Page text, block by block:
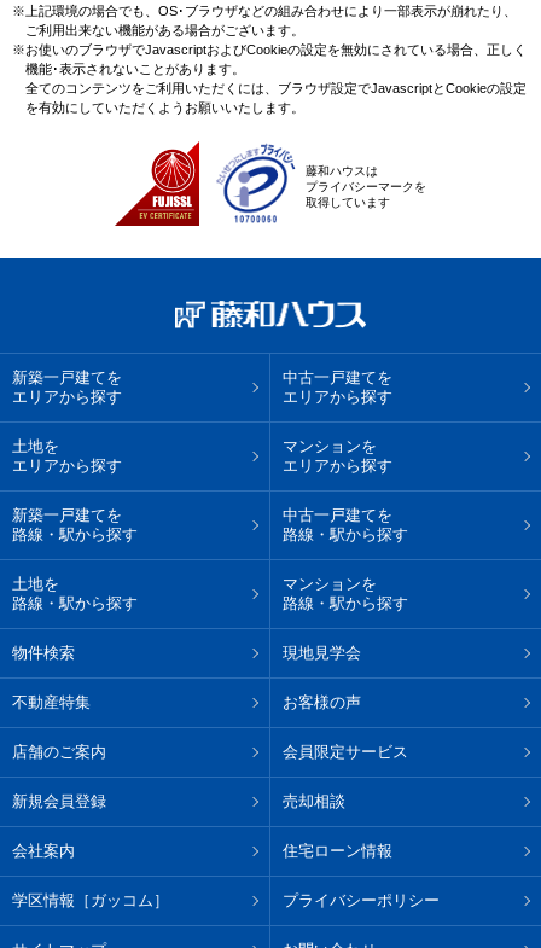
※上記環境の場合でも、OS･ブラウザなどの組み合わせにより一部表示が崩れたり、
ご利用出来ない機能がある場合がございます。
※お使いのブラウザでJavascriptおよびCookieの設定を無効にされている場合、正しく
機能･表示されないことがあります。
全てのコンテンツをご利用いただくには、ブラウザ設定でJavascriptとCookieの設定
を有効にしていただくようお願いいたします。
藤和ハウスは
プライバシーマークを
取得しています
新築一戸建てを
エリアから探す
中古一戸建てを
エリアから探す
土地を
エリアから探す
マンションを
エリアから探す
新築一戸建てを
路線・駅から探す
中古一戸建てを
路線・駅から探す
土地を
路線・駅から探す
マンションを
路線・駅から探す
物件検索 現地見学会
不動産特集 お客様の声
店舗のご案内 会員限定サービス
新規会員登録 売却相談
会社案内 住宅ローン情報
学区情報［ガッコム］ プライバシーポリシー